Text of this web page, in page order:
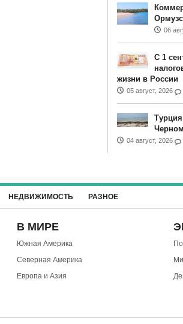
06
С 1
жизни в России
05 август, 2026
04 август, 2026
НЕДВИЖИМОСТЬ РАЗНОЕ
В МИРЕ
Южная Америка
Северная Америка
Европа и Азия